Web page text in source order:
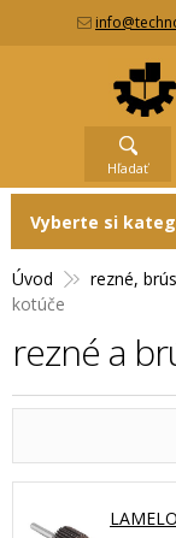
Hľadať
Úvod rezné,
kotúče
rezné a
Vyberte si